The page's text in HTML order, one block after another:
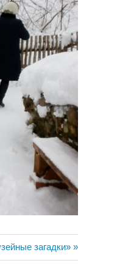
загадки»